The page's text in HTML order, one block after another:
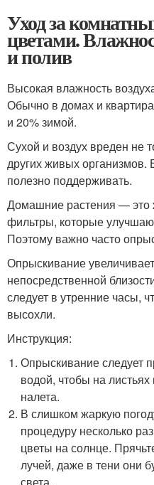
Уход за
цветами.
и полив
Высокая влажность
Обычно в домах и
и 20% зимой.
Сухой и воздух вреден не
других живых
полезно поддерживать.
Домашние растения — это
фильтры, которые
Поэтому важно часто
Опрыскивание
непосредственной
следует в утренние часы,
высохли.
Инструкция:
Опрыскивание следует
водой, чтобы на листьях
налета.
В слишком жаркую
процедуру несколько
цветы на солнце.
лучей, даже в тени они